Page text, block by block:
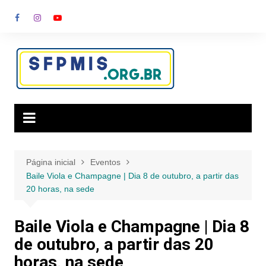
para
conteúdo
Página inicial
Eventos
Baile Viola e Champagne | Dia 8 de outubro, a partir das
20 horas, na sede
Baile Viola e Champagne | Dia 8
de outubro, a partir das 20